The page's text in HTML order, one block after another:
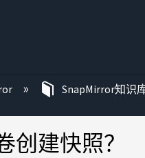
SnapMirror知识
创建快照？